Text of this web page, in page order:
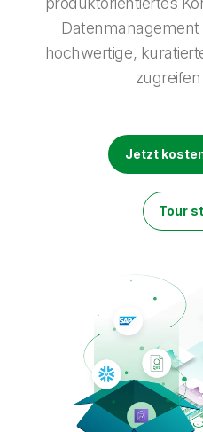
Onboarding
Presse
Weltweite
Qlik
Talend
hochwertige,
Jetzt
Tour